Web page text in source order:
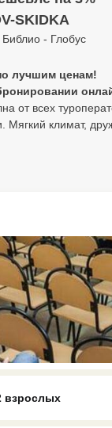
SKIDKA
- Глобус
лучшим ценам!
от всех
Мягкий климат,
0 results available.
взрослых